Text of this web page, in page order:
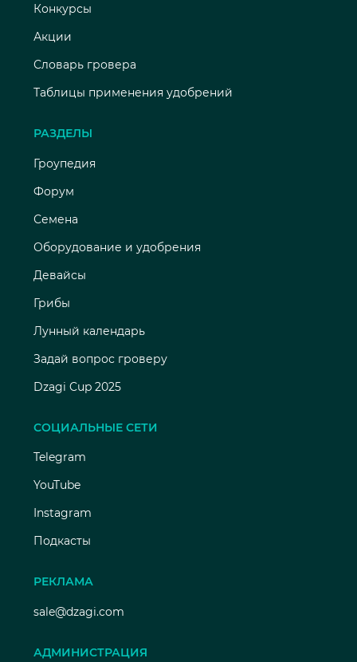
Конкурсы
Акции
Словарь гровера
Таблицы применения удобрений
РАЗДЕЛЫ
Гроупедия
Форум
Семена
Оборудование и удобрения
Девайсы
Грибы
Лунный календарь
Задай вопрос гроверу
Dzagi Cup 2025
СОЦИАЛЬНЫЕ СЕТИ
Telegram
YouTube
Instagram
Подкасты
РЕКЛАМА
sale@dzagi.com
АДМИНИСТРАЦИЯ